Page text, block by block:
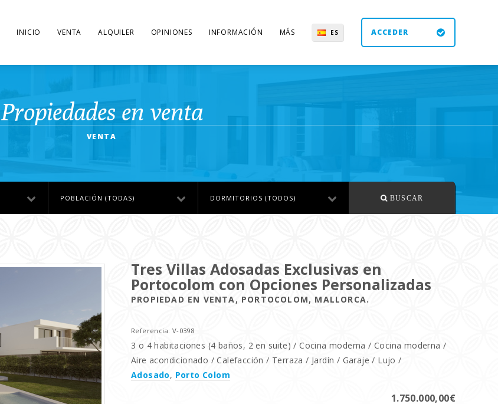
INICIO VENTA ALQUILER OPINIONES INFORMACIÓN MÁS ES ACCEDER
Propiedades en venta
VENTA
POBLACIÓN (TODAS) DORMITORIOS (TODOS) BUSCAR
Tres Villas Adosadas Exclusivas en
Portocolom con Opciones Personalizadas
PROPIEDAD EN VENTA, PORTOCOLOM, MALLORCA.
Referencia: V-0398
3 o 4 habitaciones (4 baños, 2 en suite) / Cocina moderna / Cocina moderna /
Aire acondicionado / Calefacción / Terraza / Jardín / Garaje / Lujo /
Adosado, Porto Colom
1.750.000,00€